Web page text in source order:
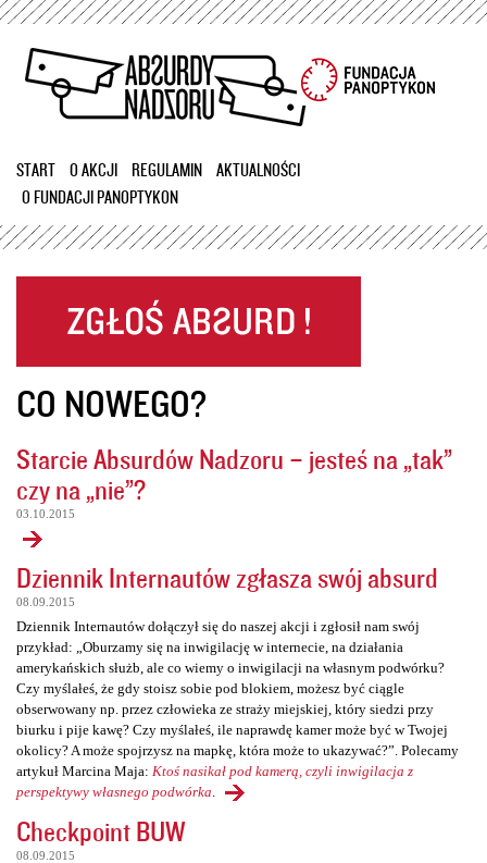
Przejdź
treści
START O AKCJI REGULAMIN
AKTUALNOŚCI
O FUNDACJI PANOPTYKON
CO NOWEGO?
Starcie Absurdów Nadzoru – jesteś na „tak”
czy na „nie”?
03.10.2015
Dziennik Internautów zgłasza swój absurd
08.09.2015
Dziennik Internautów dołączył się do naszej akcji i zgłosił nam swój
przykład: „Oburzamy się na inwigilację w internecie, na działania
amerykańskich służb, ale co wiemy o inwigilacji na własnym podwórku?
Czy myślałeś, że gdy stoisz sobie pod blokiem, możesz być ciągle
obserwowany np. przez człowieka ze straży miejskiej, który siedzi przy
biurku i pije kawę? Czy myślałeś, ile naprawdę kamer może być w Twojej
okolicy? A może spojrzysz na mapkę, która może to ukazywać?”. Polecamy
artykuł Marcina Maja: Ktoś nasikał pod kamerą, czyli inwigilacja z
perspektywy własnego podwórka
Checkpoint BUW
08.09.2015